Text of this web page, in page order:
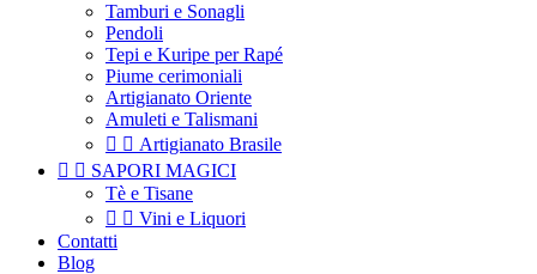
Tamburi e Sonagli
Pendoli
Tepi e Kuripe per Rapé
Piume cerimoniali
Artigianato Oriente
Amuleti e Talismani
  Artigianato Brasile
  SAPORI MAGICI
Tè e Tisane
  Vini e Liquori
Contatti
Blog